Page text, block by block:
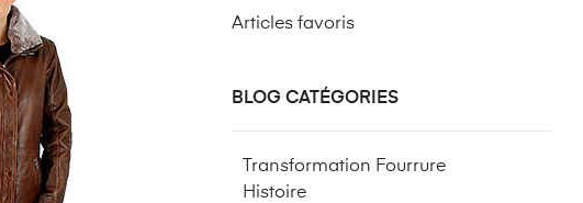
Articles favoris
BLOG CATÉGORIES
Transformation Fourrure
Histoire